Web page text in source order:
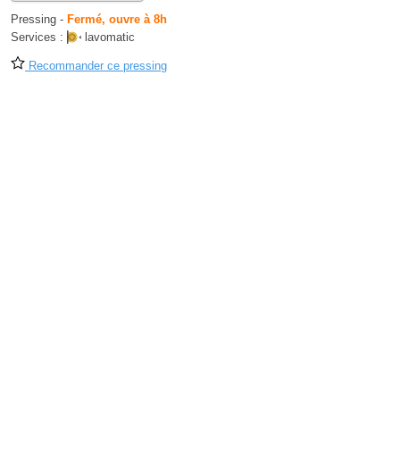
Pressing - Fermé, ouvre à 8h
Services :
lavomatic
Recommander ce pressing